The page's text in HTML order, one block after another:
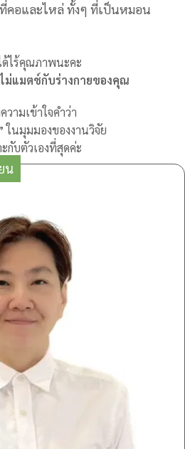
คอและไหล่ ทั้งๆ ที่เป็นหมอน
ไร้คุณภาพนะคะ
ม่แมตช์กับร่างกายของคุณ
ามเข้าใจคำว่า
ในมุมมองของงานวิจัย
กับตัวเองที่สุดค่ะ
น